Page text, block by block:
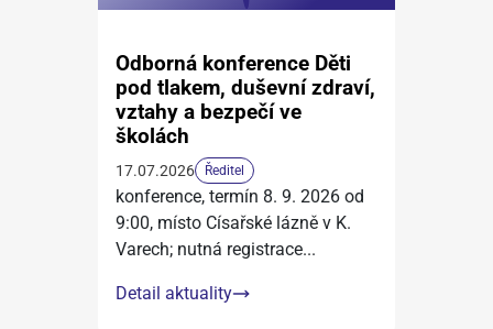
Odborná konference Děti
pod tlakem, duševní zdraví,
vztahy a bezpečí ve
školách
17.07.2026 Ředitel
konference, termín 8. 9. 2026 od
9:00, místo Císařské lázně v K.
Varech; nutná registrace...
Detail aktuality